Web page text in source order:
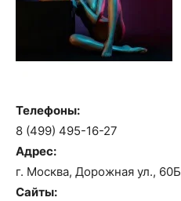
Телефоны:
8 (499) 495-16-27
Адрес:
г. Москва, Дорожная ул., 60Б
Сайты: